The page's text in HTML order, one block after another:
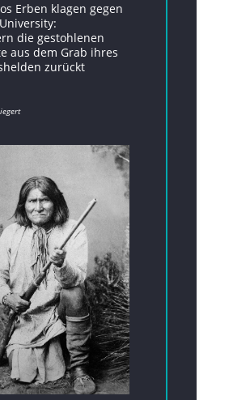
Erben klagen gegen
die gestohlenen
aus dem Grab ihres
zurückt